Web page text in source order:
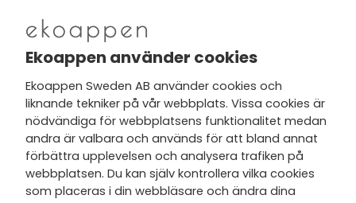
Nytt från Ekoappen
Jag har tagit del av Ekoappens
personuppgifts- och
integritetspolicyoch tar gärna del
av nyheter, hälsotips och exklusiva
erbjudanden via min e-post.
Ekoappen använder cookies
Ekoappen Sweden AB använder cookies och
liknande tekniker på vår webbplats. Vissa cookies är
nödvändiga för webbplatsens funktionalitet medan
andra är valbara och används för att bland annat
förbättra upplevelsen och analysera trafiken på
webbplatsen. Du kan själv kontrollera vilka cookies
som placeras i din webbläsare och ändra dina